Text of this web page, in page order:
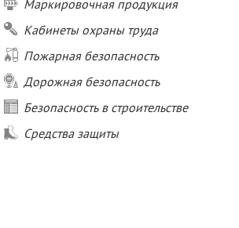
Маркировочная продукция
Кабинеты охраны труда
Пожарная безопасность
Дорожная безопасность
Безопасность в строительстве
Средства защиты